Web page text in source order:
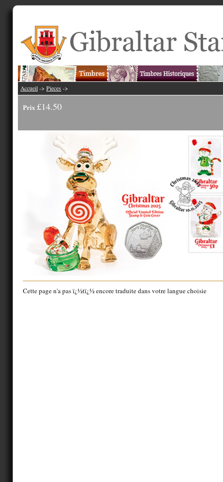
Accueil -> Pieces ->
Prix £14.50
Cette page n'a pas ï¿½tï¿½ encore traduite dans votre langue choisie